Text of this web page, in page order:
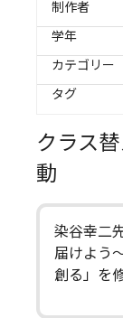
制作者
学年
カテゴリー
タグ
クラス
動
染谷幸二
届けよう
創る」を